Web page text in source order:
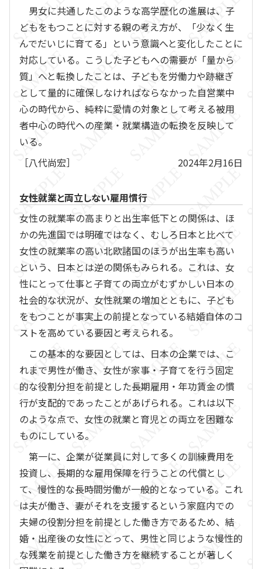
男女に共通したこのような高学歴化の進展は、子
どもをもつことに対する親の考え方が、「少なく生
んでだいじに育てる」という意識へと変化したことに
対応している。こうした子どもへの需要が「量から
質」へと転換したことは、子どもを労働力や跡継ぎ
として量的に確保しなければならなかった自営業中
心の時代から、純粋に愛情の対象として考える被用
者中心の時代への産業・就業構造の転換を反映して
いる。
［八代尚宏］
2024年2月16日
女性就業と両立しない雇用慣行
女性の就業率の高まりと出生率低下との関係は、ほ
かの先進国では明確ではなく、むしろ日本と比べて
女性の就業率の高い北欧諸国のほうが出生率も高い
という、日本とは逆の関係もみられる。これは、女
性にとって仕事と子育ての両立がむずかしい日本の
社会的な状況が、女性就業の増加とともに、子ども
をもつことが事実上の前提となっている結婚自体のコ
ストを高めている要因と考えられる。
この基本的な要因としては、日本の企業では、こ
れまで男性が働き、女性が家事・子育てを行う固定
的な役割分担を前提とした長期雇用・年功賃金の慣
行が支配的であったことがあげられる。これは以下
のような点で、女性の就業と育児との両立を困難な
ものにしている。
第一に、企業が従業員に対して多くの訓練費用を
投資し、長期的な雇用保障を行うことの代償とし
て、慢性的な長時間労働が一般的となっている。これ
は夫が働き、妻がそれを支援するという家庭内での
夫婦の役割分担を前提とした働き方であるため、結
婚・出産後の女性にとって、男性と同じような慢性的
な残業を前提とした働き方を継続することが著しく